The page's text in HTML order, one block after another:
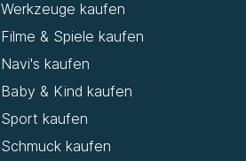
Werkzeuge kaufen
Filme & Spiele kaufen
Navi's kaufen
Baby & Kind kaufen
Sport kaufen
Schmuck kaufen